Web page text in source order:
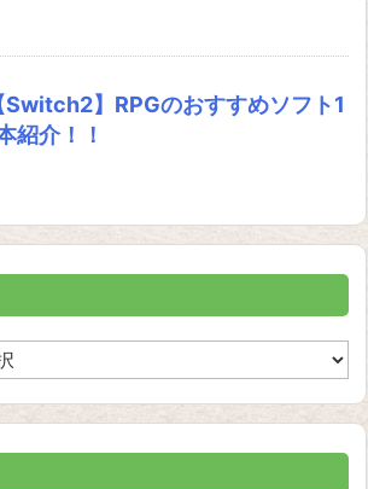
Switch2】RPGのおすすめソフト1
紹介！！